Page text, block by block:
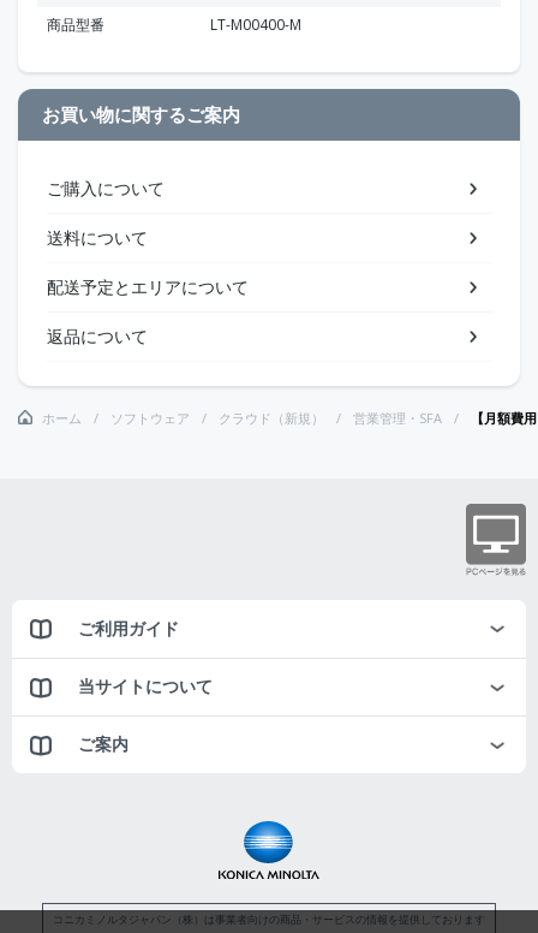
商品型番
LT-M00400-M
お買い物に関するご案内
ご購入について
送料について
配送予定とエリアについて
返品について
ホーム ソフトウェア クラウド（新規） 営業管理・SFA 【月額費
ご利用ガイド
当サイトについて
ご案内
コニカミノルタジャパン（株）は事業者向けの商品・サービスの情報を提供しております